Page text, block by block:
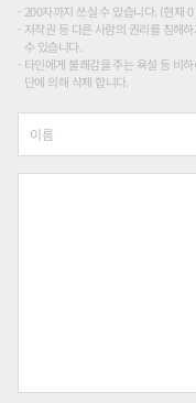
200자까지 쓰실 수 있습니다. (현재
저작권 등 다른 사람의 권리를 침해
수 있습니다.
타인에게 불쾌감을 주는 욕설 등 비
단에 의해 삭제 합니다.